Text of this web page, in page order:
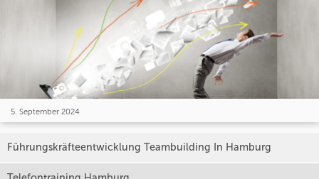
5. September 2024
Führungskräfteentwicklung Teambuilding In Hamburg